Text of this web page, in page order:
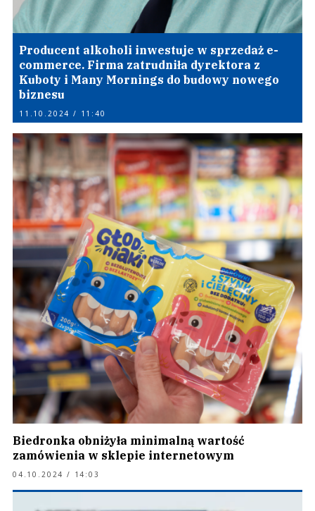
Producent alkoholi inwestuje w sprzedaż e-
commerce. Firma zatrudniła dyrektora z
Kuboty i Many Mornings do budowy nowego
biznesu
11.10.2024 / 11:40
Biedronka obniżyła minimalną wartość
zamówienia w sklepie internetowym
04.10.2024 / 14:03